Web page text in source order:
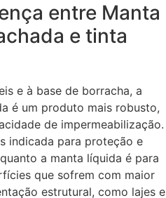
entre Manta
e tinta
e à base de borracha, a
é um produto mais robusto,
de impermeabilização.
indicada para proteção e
a manta líquida é para
que sofrem com maior
estrutural, como lajes e